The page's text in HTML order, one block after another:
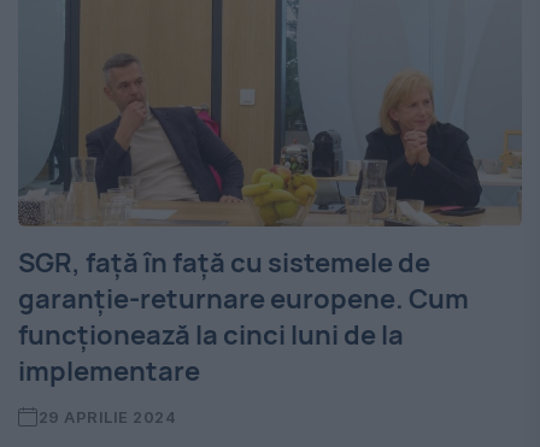
SGR, față în față cu sistemele de
garanție-returnare europene. Cum
funcționează la cinci luni de la
implementare
29 APRILIE 2024